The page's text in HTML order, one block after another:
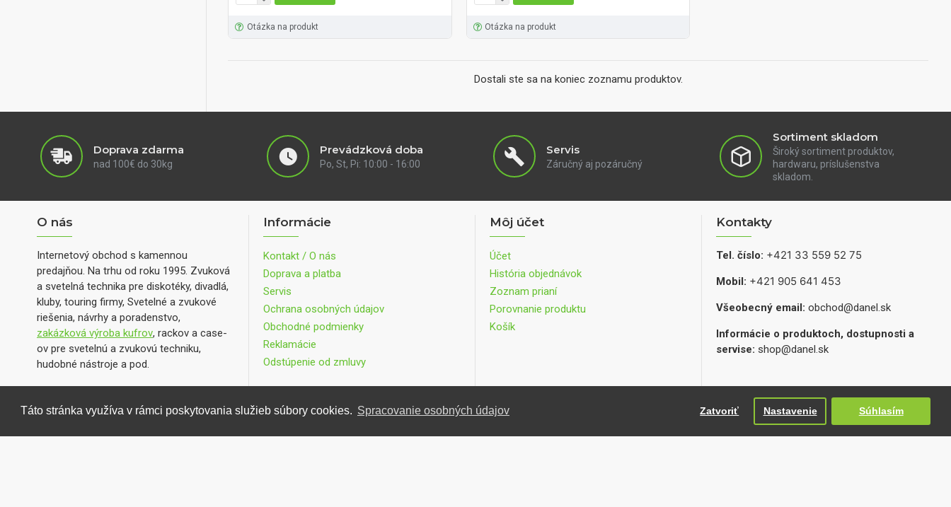
Táto stránka využíva v rámci poskytovania služieb súbory cookies. Spracovanie osobných údajov Zatvoriť Nastavenie Súhlasím
Otázka na produkt Otázka na produkt
Dostali ste sa na koniec zoznamu produktov.
Doprava zdarma
nad 100€ do 30kg
Prevádzková doba
Po, St, Pi: 10:00 - 16:00
Servis
Záručný aj pozáručný
Sortiment skladom
Široký sortiment produktov,
hardwaru, príslušenstva
skladom.
O nás
Internetový obchod s kamennou
predajňou. Na trhu od roku 1995. Zvuková
a svetelná technika pre diskotéky, divadlá,
kluby, touring firmy, Svetelné a zvukové
riešenia, návrhy a poradenstvo,
zakázková výroba kufrov, rackov a case-
ov pre svetelnú a zvukovú techniku,
hudobné nástroje a pod.
Informácie
Kontakt / O nás
Doprava a platba
Servis
Ochrana osobných údajov
Obchodné podmienky
Reklamácie
Odstúpenie od zmluvy
Môj účet
Účet
História objednávok
Zoznam prianí
Porovnanie produktu
Košík
Kontakty
Tel. číslo: +421 33 559 52 75
Mobil: +421 905 641 453
Všeobecný email: obchod@danel.sk
Informácie o produktoch, dostupnosti a
servise: shop@danel.sk
Copyright © DANEL electronic 2021 | Všetky práva vyhradené